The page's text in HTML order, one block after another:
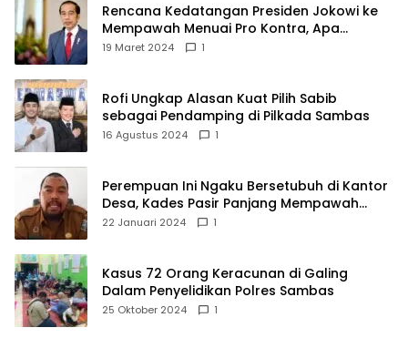
Rencana Kedatangan Presiden Jokowi ke
Mempawah Menuai Pro Kontra, Apa
Sebabnya?
19 Maret 2024 1
Rofi Ungkap Alasan Kuat Pilih Sabib
sebagai Pendamping di Pilkada Sambas
16 Agustus 2024 1
Perempuan Ini Ngaku Bersetubuh di Kantor
Desa, Kades Pasir Panjang Mempawah
Membantah: Silakan Buktikan!
22 Januari 2024 1
Kasus 72 Orang Keracunan di Galing
Dalam Penyelidikan Polres Sambas
25 Oktober 2024 1